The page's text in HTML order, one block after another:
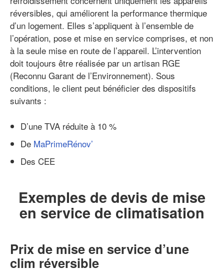
réversibles, qui améliorent la performance thermique
d’un logement. Elles s’appliquent à l’ensemble de
l’opération, pose et mise en service comprises, et non
à la seule mise en route de l’appareil. L’intervention
doit toujours être réalisée par un artisan RGE
(Reconnu Garant de l’Environnement). Sous
conditions, le client peut bénéficier des dispositifs
suivants :
D’une TVA réduite à 10 %
De MaPrimeRénov’
Des CEE
Exemples de devis de mise
en service de climatisation
Prix de mise en service d’une
clim réversible